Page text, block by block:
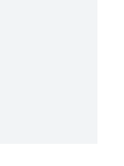
ante